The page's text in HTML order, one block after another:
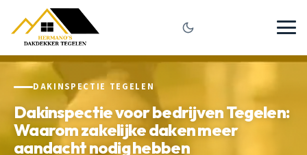
DAKINSPECTIE TEGELEN
Dakinspectie voor bedrijven Tegelen:
Waarom zakelijke daken meer
aandacht nodig hebben